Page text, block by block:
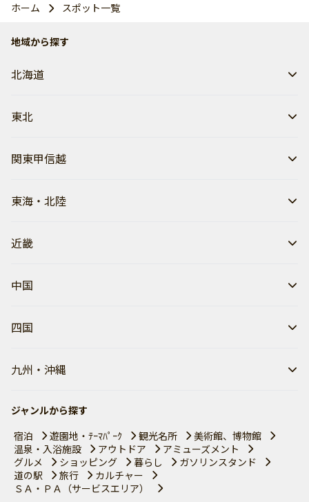
ホーム スポット一覧
地域から探す
北海道
東北
関東甲信越
東海・北陸
近畿
中国
四国
九州・沖縄
ジャンルから探す
宿泊
遊園地・ﾃｰﾏﾊﾟｰｸ 観光名所
美術館、博物館
温泉・入浴施設
アウトドア
アミューズメント
グルメ
ショッピング 暮らし
ガソリンスタンド
道の駅
旅行
カルチャー
ＳＡ・ＰＡ（サービスエリア）